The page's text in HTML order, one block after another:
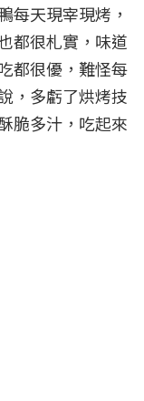
每天現宰現烤，
都很札實，味道
都很優，難怪每
，多虧了烘烤技
脆多汁，吃起來